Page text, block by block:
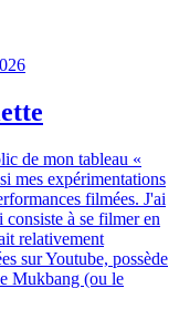
de mon tableau «
mes expérimentations
filmées. J'ai
à se filmer en
relativement
sur Youtube, possède
Mukbang (ou le